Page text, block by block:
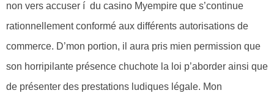
non vers accuser í du casino Myempire que s’continue
rationnellement conformé aux différents autorisations de
commerce. D’mon portion, il aura pris mien permission que
son horripilante présence chuchote la loi p’aborder ainsi que
de présenter des prestations ludiques légale. Mon